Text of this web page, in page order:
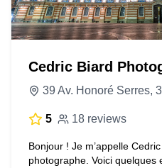
Cedric Biard
39 Av. Honoré Serres,
5 18 reviews
Bonjour ! Je m’appelle
photographe. Voici quelques